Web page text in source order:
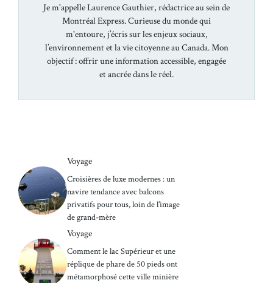
Je m'appelle Laurence Gauthier, rédactrice au sein de
Montréal Express. Curieuse du monde qui
m'entoure, j’écris sur les enjeux sociaux,
l’environnement et la vie citoyenne au Canada. Mon
objectif : offrir une information accessible, engagée
et ancrée dans le réel.
Voyage
Croisières de luxe modernes : un
navire tendance avec balcons
privatifs pour tous, loin de l’image
de grand-mère
Voyage
Comment le lac Supérieur et une
réplique de phare de 50 pieds ont
métamorphosé cette ville minière